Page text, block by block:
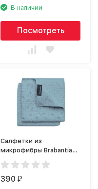
В наличии
Посмотреть
Салфетки из
микрофибры Brabantia
117701
390₽